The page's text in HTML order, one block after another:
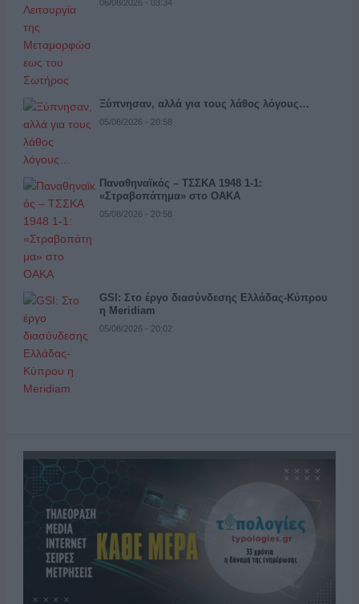
06/08/2026 - 03:34
Ξύπνησαν, αλλά για τους λάθος λόγους…
05/08/2026 - 20:58
Παναθηναϊκός – ΤΣΣΚΑ 1948 1-1:
«Στραβοπάτημα» στο ΟΑΚΑ
05/08/2026 - 20:58
GSI: Στο έργο διασύνδεσης Ελλάδας-Κύπρου
η Meridiam
05/08/2026 - 20:02